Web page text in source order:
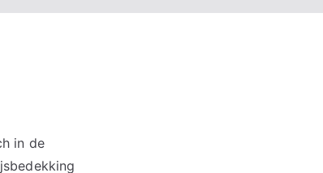
in de